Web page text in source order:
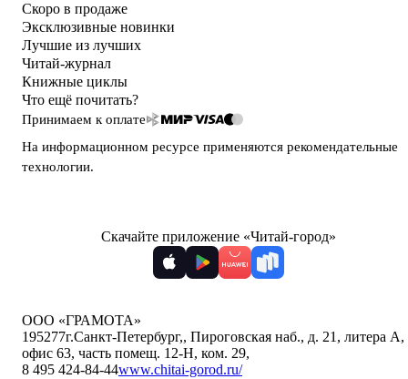
Скоро в продаже
Эксклюзивные новинки
Лучшие из лучших
Читай-журнал
Книжные циклы
Что ещё почитать?
Принимаем к оплате
На информационном ресурсе применяются рекомендательные
технологии.
Скачайте приложение «Читай-город»
ООО «ГРАМОТА»
195277г.Санкт-Петербург,, Пироговская наб., д. 21, литера А,
офис 63, часть помещ. 12-Н, ком. 29,
8 495 424-84-44www.chitai-gorod.ru/